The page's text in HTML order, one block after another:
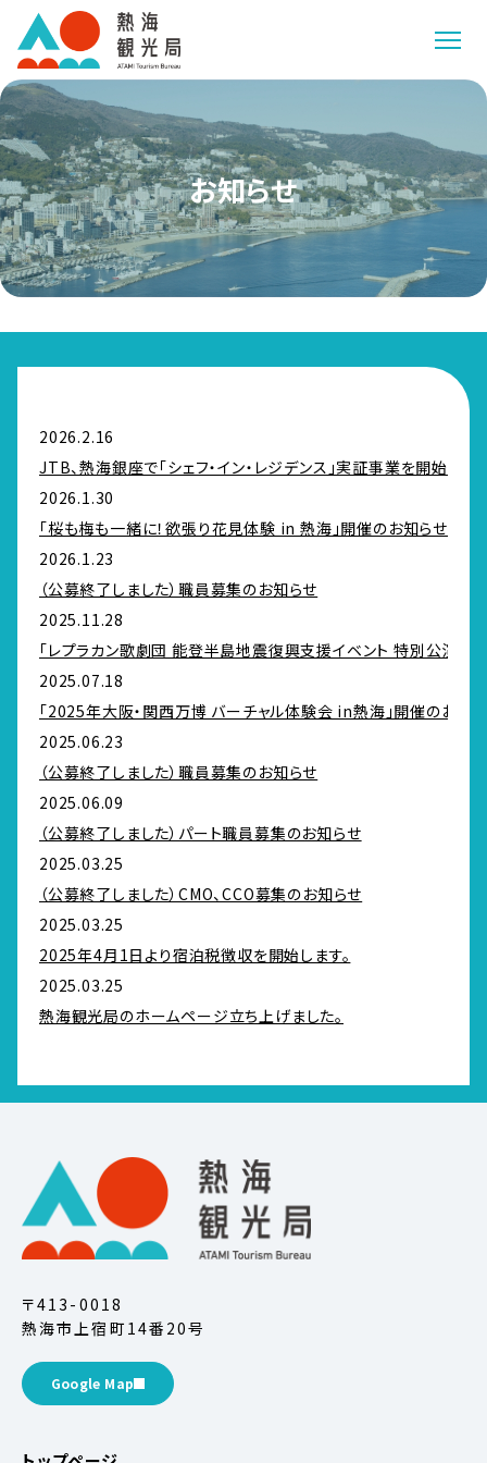
お知らせ
2026.2.16
JTB、熱海銀座で「シェフ・イン・レジデンス」実証事業を開始 ~
2026.1.30
「桜も梅も一緒に！欲張り花見体験 in 熱海」開催のお知らせ
2026.1.23
（公募終了しました）職員募集のお知らせ
2025.11.28
「レプラカン歌劇団 能登半島地震復興支援イベント 特別公演 in
2025.07.18
「2025年大阪・関西万博 バーチャル体験会 in熱海」開催のお知
2025.06.23
（公募終了しました）職員募集のお知らせ
2025.06.09
（公募終了しました）パート職員募集のお知らせ
2025.03.25
（公募終了しました）CMO、CCO募集のお知らせ
2025.03.25
2025年4月1日より宿泊税徴収を開始します。
2025.03.25
熱海観光局のホームページ立ち上げました。
〒413-0018
熱海市上宿町14番20号
Google Map